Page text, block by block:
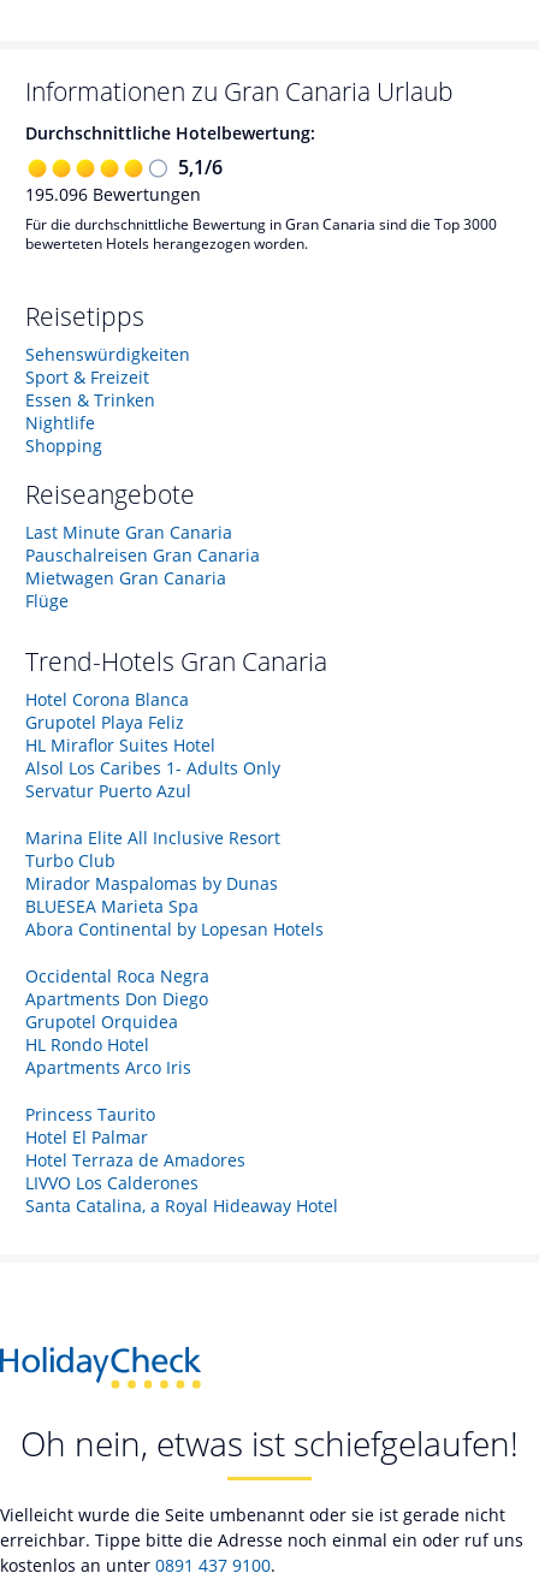
Informationen zu Gran Canaria Urlaub
Durchschnittliche Hotelbewertung:
5,1/6
195.096 Bewertungen
Für die durchschnittliche Bewertung in Gran Canaria sind die Top 3000
bewerteten Hotels herangezogen worden.
Reisetipps
Sehenswürdigkeiten
Sport & Freizeit
Essen & Trinken
Nightlife
Shopping
Reiseangebote
Last Minute Gran Canaria
Pauschalreisen Gran Canaria
Mietwagen Gran Canaria
Flüge
Trend-Hotels Gran Canaria
Hotel Corona Blanca
Grupotel Playa Feliz
HL Miraflor Suites Hotel
Alsol Los Caribes 1- Adults Only
Servatur Puerto Azul
Marina Elite All Inclusive Resort
Turbo Club
Mirador Maspalomas by Dunas
BLUESEA Marieta Spa
Abora Continental by Lopesan Hotels
Occidental Roca Negra
Apartments Don Diego
Grupotel Orquidea
HL Rondo Hotel
Apartments Arco Iris
Princess Taurito
Hotel El Palmar
Hotel Terraza de Amadores
LIVVO Los Calderones
Santa Catalina, a Royal Hideaway Hotel
Oh nein, etwas ist schiefgelaufen!
Vielleicht wurde die Seite umbenannt oder sie ist gerade nicht
erreichbar. Tippe bitte die Adresse noch einmal ein oder ruf uns
kostenlos an unter 0891 437 9100.